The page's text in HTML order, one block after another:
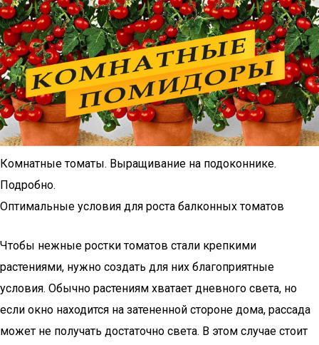
Комнатные томаты. Выращивание на подоконнике.
Подробно.
Оптимальные условия для роста балконных томатов
Чтобы нежные ростки томатов стали крепкими
растениями, нужно создать для них благоприятные
условия. Обычно растениям хватает дневного света, но
если окно находится на затененной стороне дома, рассада
может не получать достаточно света. В этом случае стоит